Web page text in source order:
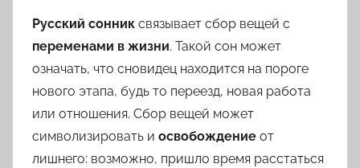
Русский сонник связывает сбор вещей с
переменами в жизни. Такой сон может
означать, что сновидец находится на пороге
нового этапа, будь то переезд, новая работа
или отношения. Сбор вещей может
символизировать и освобождение от
лишнего: возможно, пришло время расстаться